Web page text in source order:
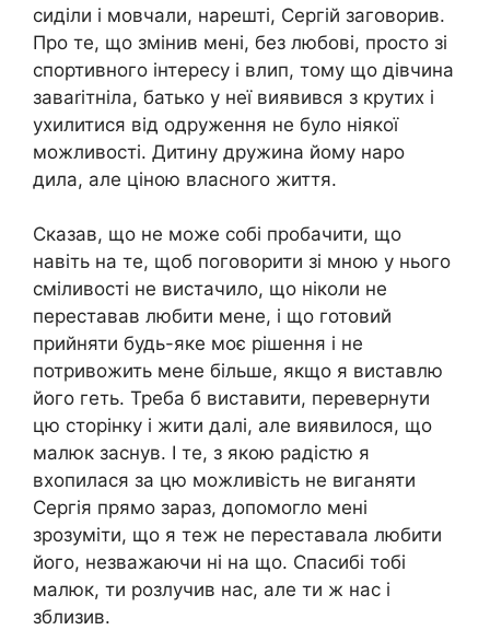
сиділи і мовчали, нарешті, Сергій заговорив.
Про те, що змінив мені, без любові, просто зі
спортивного інтересу і влип, тому що дівчина
заваrітніла, батько у неї виявився з крутих і
ухилитися від одруження не було ніякої
можливості. Дитину дружина йому наро
дила, але ціною власного життя.
Сказав, що не може собі пробачити, що
навіть на те, щоб поговорити зі мною у нього
сміливості не вистачило, що ніколи не
переставав любити мене, і що готовий
прийняти будь-яке моє рішення і не
потривожить мене більше, якщо я виставлю
його геть. Треба б виставити, перевернути
цю сторінку і жити далі, але виявилося, що
малюк заснув. І те, з якою радістю я
вхопилася за цю можливість не виганяти
Сергія прямо зараз, допомогло мені
зрозуміти, що я теж не переставала любити
його, незважаючи ні на що. Спасибі тобі
малюк, ти розлучив нас, але ти ж нас і
зблизив.